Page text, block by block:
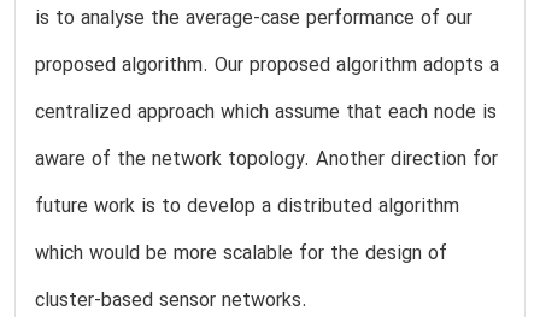
is to analyse the average-case performance of our
proposed algorithm. Our proposed algorithm adopts a
centralized approach which assume that each node is
aware of the network topology. Another direction for
future work is to develop a distributed algorithm
which would be more scalable for the design of
cluster-based sensor networks.